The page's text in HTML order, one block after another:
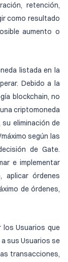
retención,
como resultado
aumento o
listada en la
Debido a la
blockchain, no
criptomoneda
eliminación de
según las
de Gate.
e implementar
aplicar órdenes
de órdenes,
los Usuarios que
sus Usuarios se
transacciones,